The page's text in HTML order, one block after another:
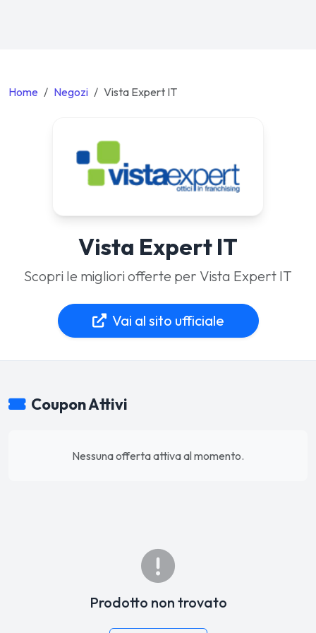
Home Negozi Vista Expert IT
Vista Expert IT
Scopri le migliori offerte per Vista Expert IT
Vai al sito ufficiale
Coupon Attivi
Nessuna offerta attiva al momento.
Prodotto non trovato